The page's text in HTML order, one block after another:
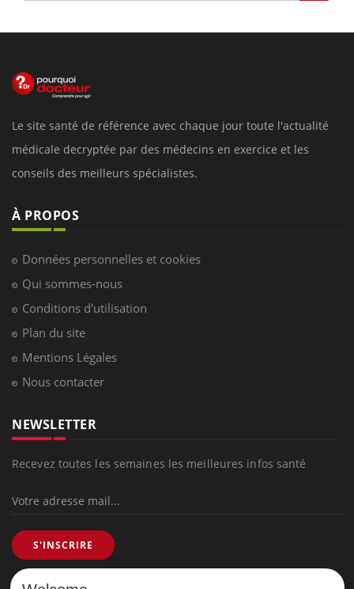
Le site santé de référence avec chaque jour toute l'actualité
médicale decryptée par des médecins en exercice et les
conseils des meilleurs spécialistes.
À PROPOS
Données personnelles et cookies
Qui sommes-nous
Conditions d'utilisation
Plan du site
Mentions Légales
Nous contacter
NEWSLETTER
Recevez toutes les semaines les meilleures infos santé
S'INSCRIRE